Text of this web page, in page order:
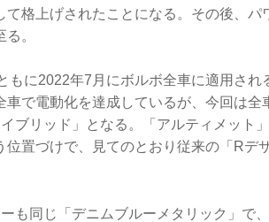
て格上げされたことになる。その後、
。
もに2022年7月にボルボ全車に適用さ
車で電動化を達成しているが、今回は
ブリッド」となる。「アルティメット
位置づけで、見てのとおり従来の「Rデ
も同じ「デニムブルーメタリック」で